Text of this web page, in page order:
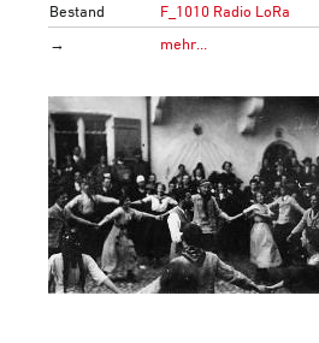
Bestand
F_1010 Radio LoRa
→
mehr…